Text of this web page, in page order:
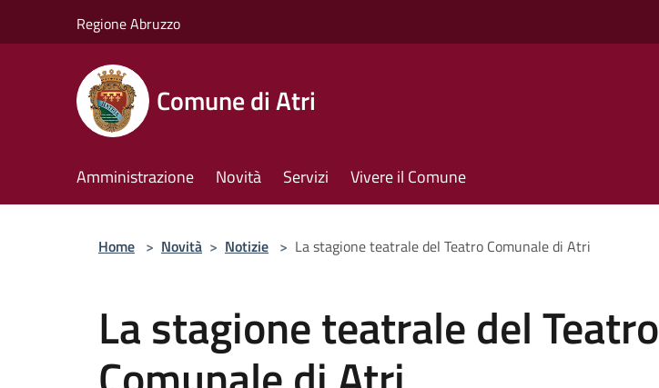
Regione Abruzzo
Comune di Atri
Amministrazione Novità Servizi Vivere il Comune
Home > Novità > Notizie > La stagione teatrale del Teatro Comunale di Atri
La stagione teatrale del Teatro